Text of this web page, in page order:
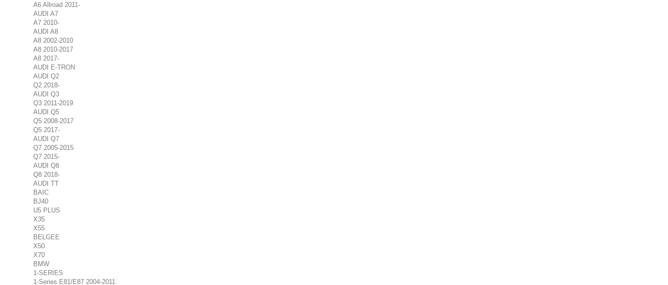
A6 Allroad 2011-
AUDI A7
A7 2010-
AUDI A8
A8 2002-2010
A8 2010-2017
A8 2017-
AUDI E-TRON
AUDI Q2
Q2 2018-
AUDI Q3
Q3 2011-2019
AUDI Q5
Q5 2008-2017
Q5 2017-
AUDI Q7
Q7 2005-2015
Q7 2015-
AUDI Q8
Q8 2018-
AUDI TT
BAIC
BJ40
U5 PLUS
X35
X55
BELGEE
X50
X70
BMW
1-SERIES
1-Series E81/E87 2004-2011